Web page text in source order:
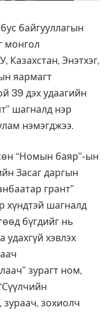
байгууллагын
монгол
Казахстан, Энэтхэг,
яармагт
39 дэх удаагийн
шагналд нэр
нэмэгджээ.
“Номын баяр”-ын
Засаг даргын
грант”
хүндтэй шагналд
бүгдийг нь
удахгүй хэвлэх
зурагт ном,
зураач, зохиолч